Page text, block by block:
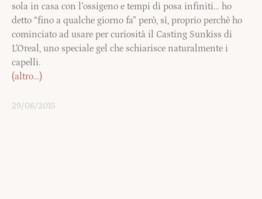
sola in casa con l’ossigeno e tempi di posa infiniti… ho
detto “fino a qualche giorno fa” però, sì, proprio perchè ho
cominciato ad usare per curiosità il Casting Sunkiss di
L’Oreal, uno speciale gel che schiarisce naturalmente i
capelli.
(altro…)
29/06/2015